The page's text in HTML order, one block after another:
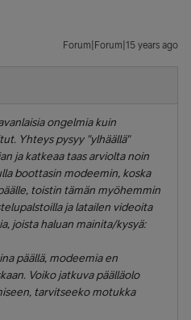
Forum|Forum|15 years ago
ongelmia kuin
Yhteys pysyy "ylhäällä"
ja katkeaa taas arviolta noin
boottasin modeemin, koska
toistin tämän myöhemmin
ja latailen videoita
joista haluan mainita/kysyä:
päällä, modeemia en
Voiko jatkuva päälläolo
tarvitseeko motukka